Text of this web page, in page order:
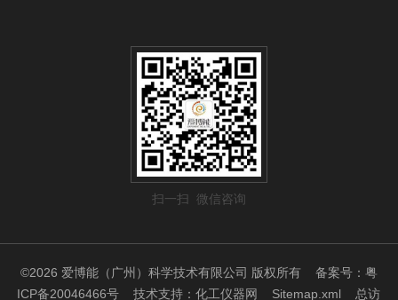
扫一扫 微信咨询
©2026 爱博能（广州）科学技术有限公司 版权所有 备案号：粤
ICP备20046466号 技术支持：化工仪器网 Sitemap.xml 总访